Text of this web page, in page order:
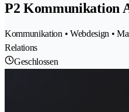
P2 Kommunikation
Kommunikation • Webdesign •
Relations
Geschlossen